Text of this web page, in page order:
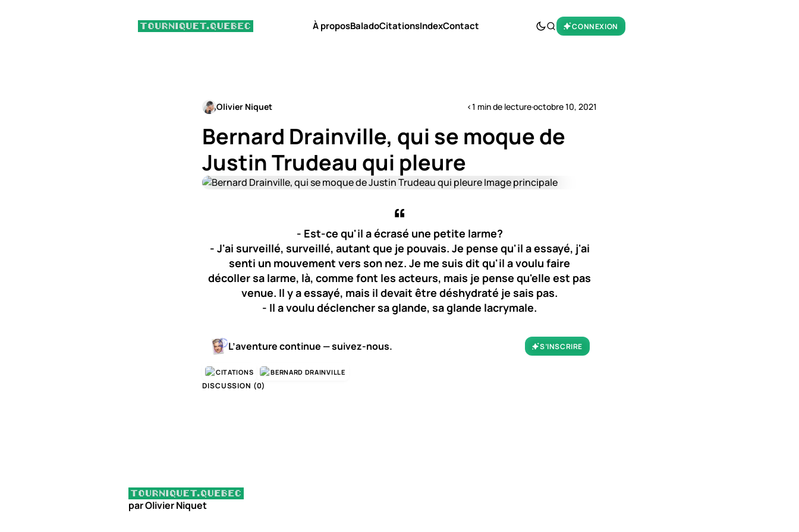
À proposBaladoCitationsIndexContact CONNEXION
Olivier Niquet <1 min de lecture·octobre 10, 2021
Bernard Drainville, qui se moque de
Justin Trudeau qui pleure
- Est-ce qu'il a écrasé une petite larme?
- J'ai surveillé, surveillé, autant que je pouvais. Je pense qu'il a essayé, j'ai
senti un mouvement vers son nez. Je me suis dit qu'il a voulu faire
décoller sa larme, là, comme font les acteurs, mais je pense qu'elle est pas
venue. Il y a essayé, mais il devait être déshydraté je sais pas.
- Il a voulu déclencher sa glande, sa glande lacrymale.
L’aventure continue — suivez-nous. S’INSCRIRE
CITATIONS BERNARD DRAINVILLE
DISCUSSION (0)
par Olivier Niquet